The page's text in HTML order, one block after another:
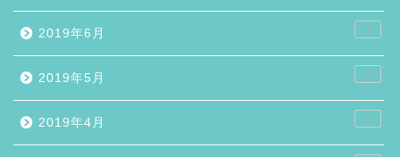
2019年6月 1
2019年5月 1
2019年4月 3